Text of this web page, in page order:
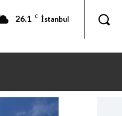
26.1 C İstanbul